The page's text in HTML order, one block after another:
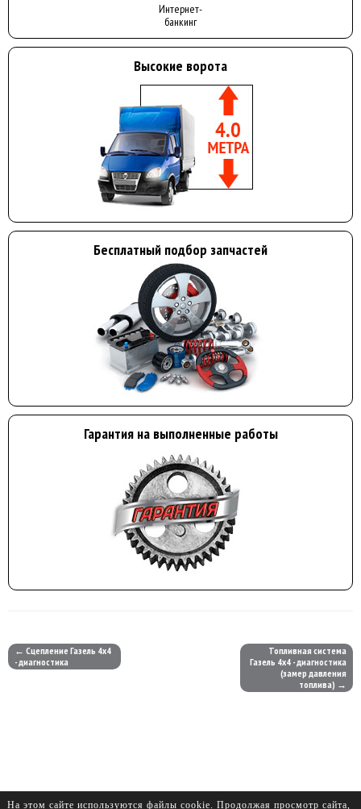
Интернет-
банкинг
Высокие ворота
Бесплатный подбор запчастей
Гарантия на выполненные работы
← Сцепление Газель 4х4
- диагностика
Топливная система
Газель 4х4 - диагностика
(замер давления
топлива) →
На этом сайте используются файлы cookie. Продолжая просмотр сайта,